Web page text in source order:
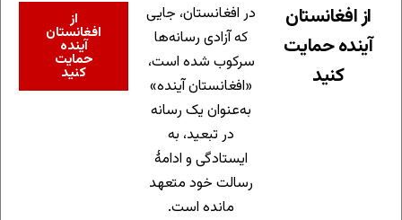
از افغانستان
آینده حمایت
کنید
در افغانستان، جایی
که آزادی رسانه‌ها
سرکوب شده است،
«افغانستان آینده»
به‌عنوان یک رسانه
در تبعید، به
ایستادگی و ادامهٔ
رسالت خود متعهد
مانده است.
از
افغانستان
آینده
حمایت
کنید